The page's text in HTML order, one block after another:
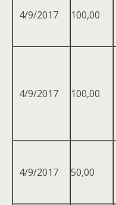
4/9/2017 100,00
4/9/2017 100,00
4/9/2017 50,00